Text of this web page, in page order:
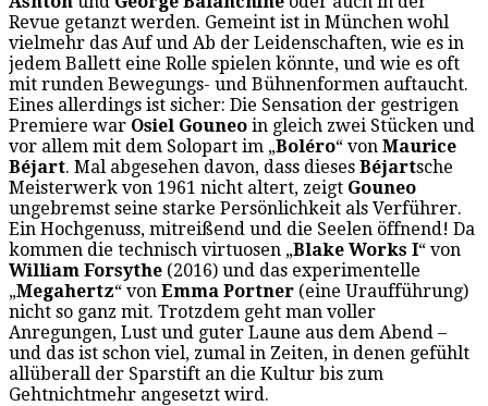
Revue getanzt werden. Gemeint ist in München wohl
vielmehr das Auf und Ab der Leidenschaften, wie es in
jedem Ballett eine Rolle spielen könnte, und wie es oft
mit runden Bewegungs- und Bühnenformen auftaucht.
Eines allerdings ist sicher: Die Sensation der gestrigen
Premiere war Osiel Gouneo in gleich zwei Stücken und
vor allem mit dem Solopart im „Boléro“ von Maurice
Béjart. Mal abgesehen davon, dass dieses Béjartsche
Meisterwerk von 1961 nicht altert, zeigt Gouneo
ungebremst seine starke Persönlichkeit als Verführer.
Ein Hochgenuss, mitreißend und die Seelen öffnend! Da
kommen die technisch virtuosen „Blake Works I“ von
William Forsythe (2016) und das experimentelle
„Megahertz“ von Emma Portner (eine Uraufführung)
nicht so ganz mit. Trotzdem geht man voller
Anregungen, Lust und guter Laune aus dem Abend –
und das ist schon viel, zumal in Zeiten, in denen gefühlt
allüberall der Sparstift an die Kultur bis zum
Gehtnichtmehr angesetzt wird.